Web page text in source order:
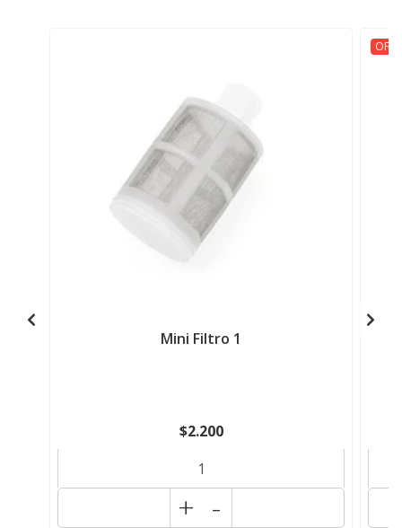
Mini Filtro 1
$2.200
+ -